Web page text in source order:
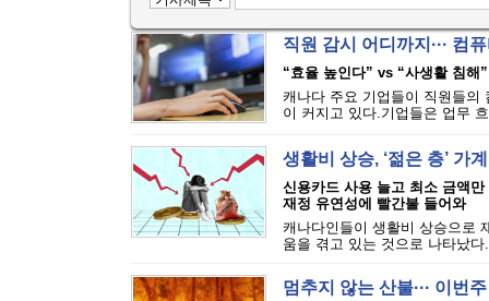
직원 감시 어디까지··· 컴
“효율 높인다” vs “사생활 침해”
캐나다 주요 기업들이 직원들의
이 커지고 있다.기업들은 업무
생활비 상승, ‘젊은 층’ 가
신용카드 사용 늘고 최소 금액만
재정 유연성에 빨간불 들어와
캐나다인들이 생활비 상승으로
움을 겪고 있는 것으로 나타났
멈추지 않는 산불··· 이번